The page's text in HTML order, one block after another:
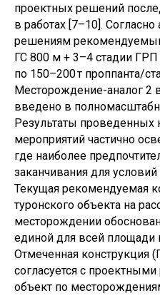
проектных решений
в работах [7–10].
решениям
ГС 800 м + 3–4 стадии ГРП
по 150–200 т проппанта/
Месторождение-аналог 2
введено в
Результаты проведенных
мероприятий частично
где наиболее
заканчивания для
Текущая рекомендуемая
туронского объекта на
месторождении
единой для всей площади
Отмеченная конструкция
согласуется с
объект по